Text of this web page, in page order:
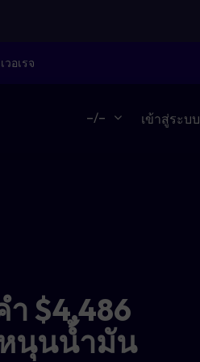
อเรจ
–/– เข้าสู่ระบบ
$4,486
หนุนน้ำมัน